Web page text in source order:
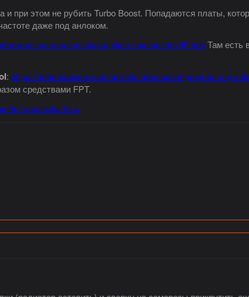
и при этом не рубить Turbo Boost. Попадаются платы,
даже под анлоком.
materinskaya-plata-huananzhi-x99-bd4Там есть
: https://artembrowser.com/unlock-turbo-boost-programmoj-
средствами FPT.
fpt-proshivka-bios